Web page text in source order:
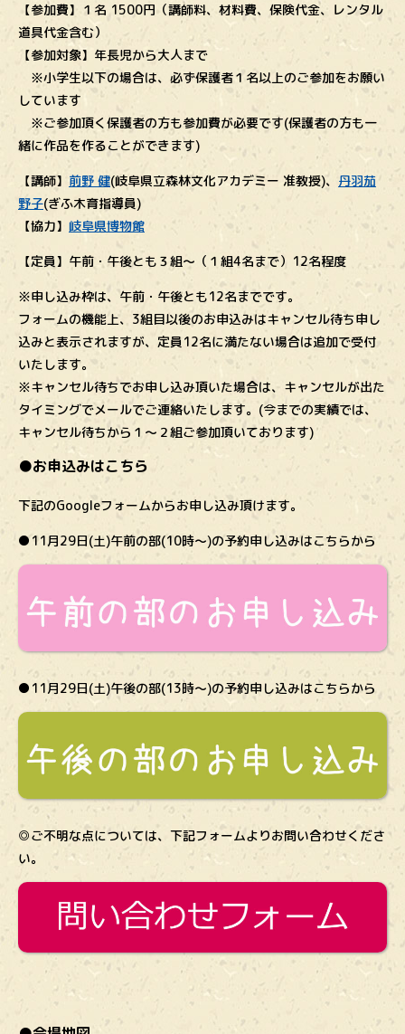
【参加費】１名 1500円（講師料、材料費、保険代金、レンタル
道具代金含む）
【参加対象】年長児から大人まで
※小学生以下の場合は、必ず保護者１名以上のご参加をお願い
しています
※ご参加頂く保護者の方も参加費が必要です(保護者の方も一
緒に作品を作ることができます)
【講師】 前野 健(岐阜県立森林文化アカデミー 准教授)、 丹羽茄
野子(ぎふ木育指導員)
【協力】 岐阜県博物館
【定員】午前・午後とも３組～（１組4名まで）12名程度
※申し込み枠は、午前・午後とも12名までです。
フォームの機能上、3組目以後のお申込みはキャンセル待ち申し
込みと表示されますが、定員12名に満たない場合は追加で受付
いたします。
※キャンセル待ちでお申し込み頂いた場合は、キャンセルが出た
タイミングでメールでご連絡いたします。(今までの実績では、
キャンセル待ちから１～２組ご参加頂いております)
●お申込みはこちら
下記のGoogleフォームからお申し込み頂けます。
●11月29日(土)午前の部(10時～)の予約申し込みはこちらから
●11月29日(土)午後の部(13時～)の予約申し込みはこちらから
◎ご不明な点については、下記フォームよりお問い合わせくださ
い。